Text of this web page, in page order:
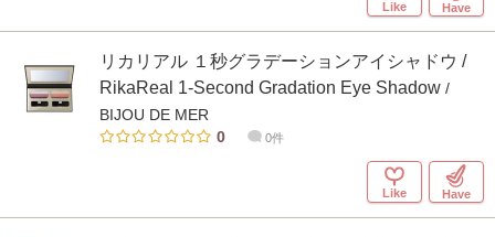
Like Have
リカリアル １秒グラデーションアイシャドウ /
RikaReal 1-Second Gradation Eye Shadow /
BIJOU DE MER
0
0件
Like Have